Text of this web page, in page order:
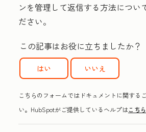
ンを管理して返信する方法につい
ださい。
この記事はお役に立ちましたか？
はい いいえ
こちらのフォームではドキュメントに関する
い。HubSpotがご提供しているヘルプはこちら